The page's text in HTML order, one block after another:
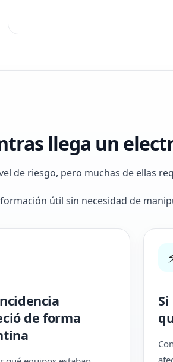
llega un
de riesgo, pero muchas de ellas
útil sin necesidad de
de forma